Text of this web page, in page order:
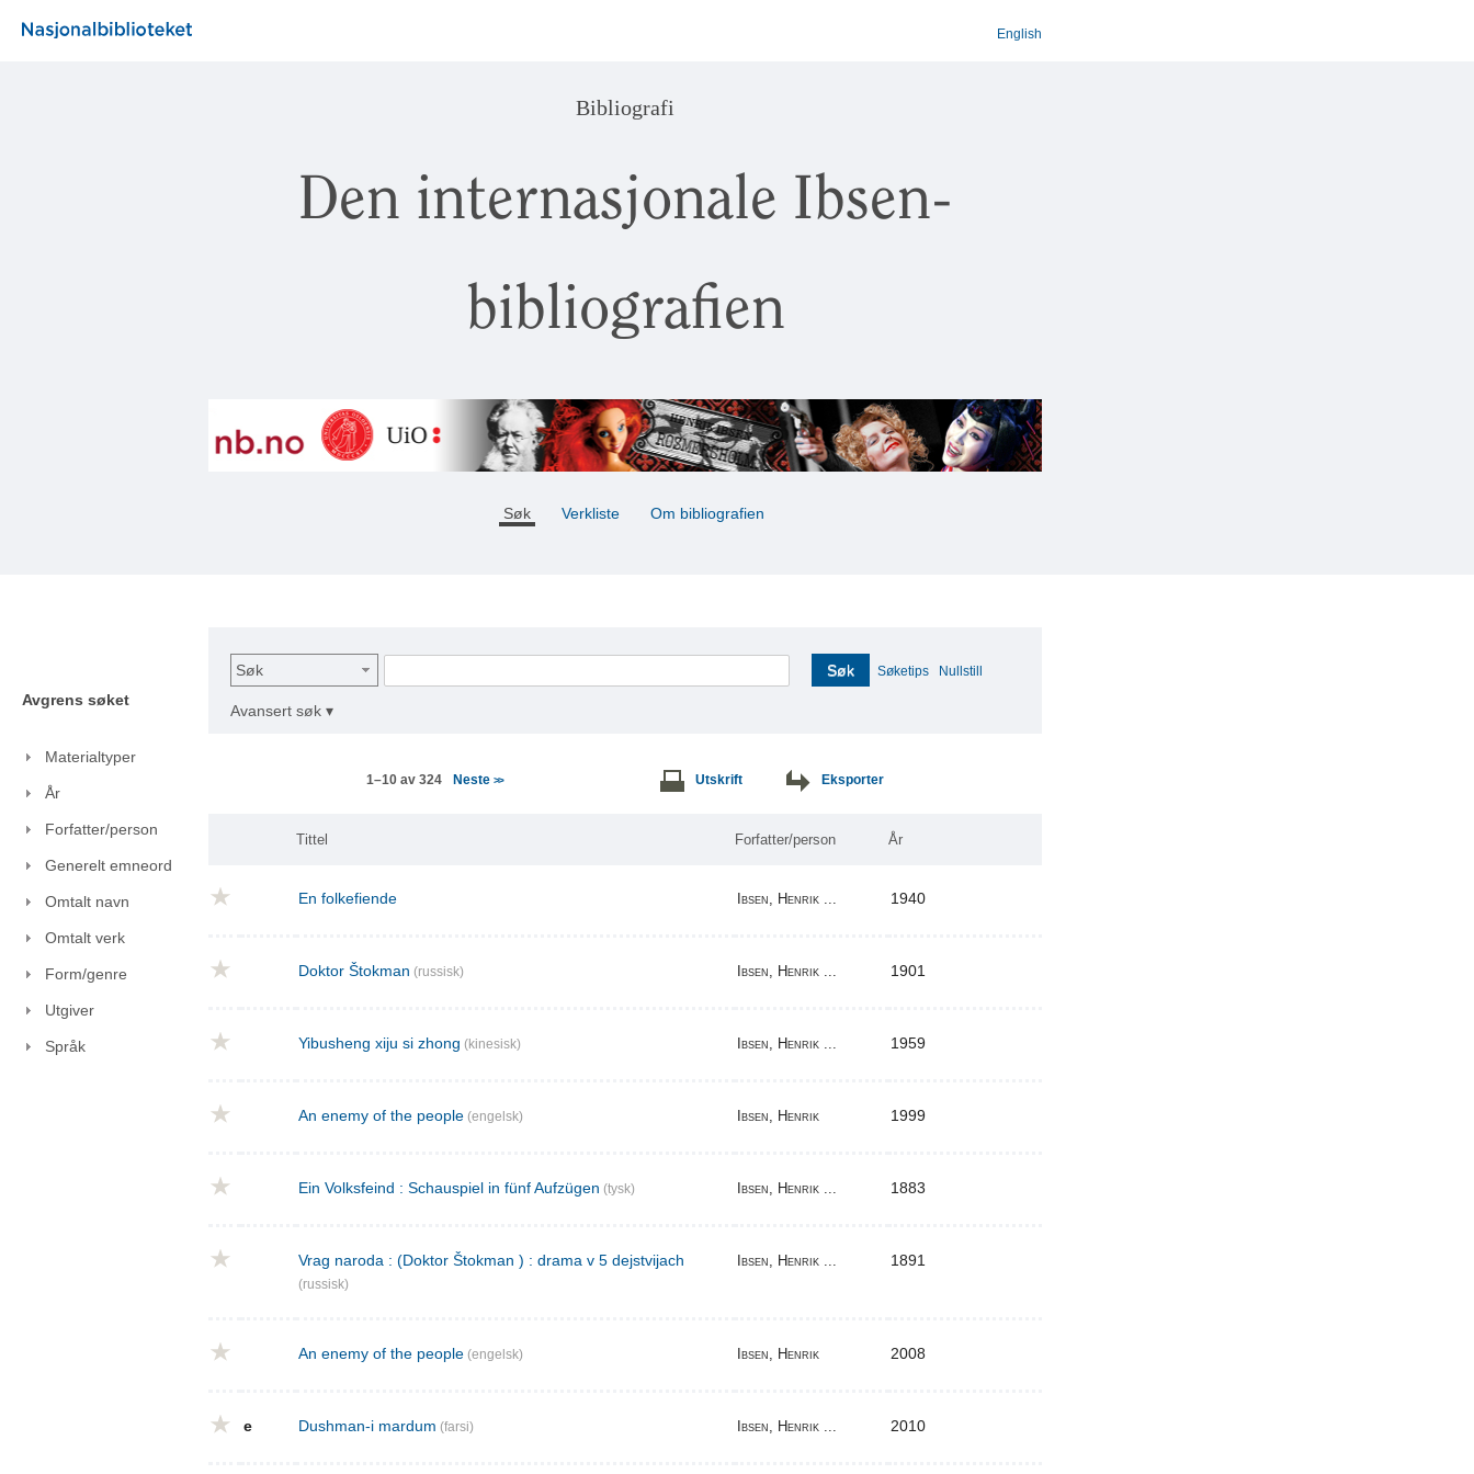
English
Bibliografi
Den internasjonale Ibsen-
bibliografien
Søk Verkliste Om bibliografien
Avgrens søket
Materialtyper
År
Forfatter/person
Generelt emneord
Omtalt navn
Omtalt verk
Form/genre
Utgiver
Språk
Søk Søk Søketips Nullstill
Avansert søk ▾
1–10 av 324 Neste >> Utskrift Eksporter
Tittel Forfatter/person År
En folkefiende Ibsen, Henrik ... 1940
Doktor Štokman (russisk) Ibsen, Henrik ... 1901
Yibusheng xiju si zhong (kinesisk) Ibsen, Henrik ... 1959
An enemy of the people (engelsk) Ibsen, Henrik 1999
Ein Volksfeind : Schauspiel in fünf Aufzügen (tysk) Ibsen, Henrik ... 1883
Vrag naroda : (Doktor Štokman ) : drama v 5 dejstvijach
(russisk)
Ibsen, Henrik ... 1891
An enemy of the people (engelsk) Ibsen, Henrik 2008
e Dushman-i mardum (farsi) Ibsen, Henrik ... 2010